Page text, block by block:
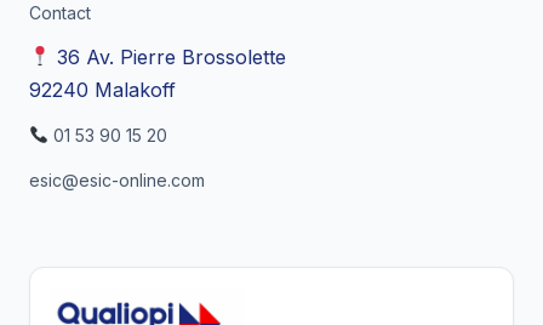
Contact
36 Av. Pierre Brossolette
92240 Malakoff
01 53 90 15 20
esic@esic-online.com